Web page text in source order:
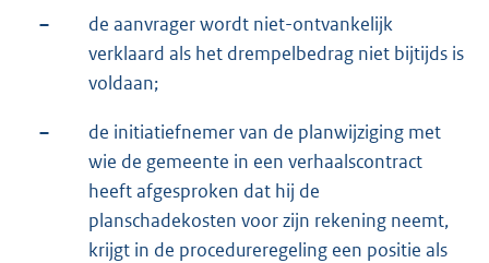
–
de aanvrager wordt niet-ontvankelijk
verklaard als het drempelbedrag niet bijtijds is
voldaan;
–
de initiatiefnemer van de planwijziging met
wie de gemeente in een verhaalscontract
heeft afgesproken dat hij de
planschadekosten voor zijn rekening neemt,
krijgt in de procedureregeling een positie als